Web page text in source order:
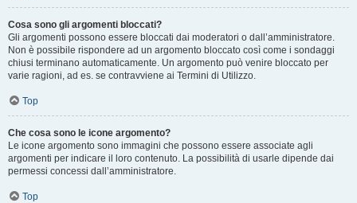
Cosa sono gli argomenti bloccati?
Gli argomenti possono essere bloccati dai moderatori o dall’amministratore.
Non è possibile rispondere ad un argomento bloccato così come i sondaggi
chiusi terminano automaticamente. Un argomento può venire bloccato per
varie ragioni, ad es. se contravviene ai Termini di Utilizzo.
Top
Che cosa sono le icone argomento?
Le icone argomento sono immagini che possono essere associate agli
argomenti per indicare il loro contenuto. La possibilità di usarle dipende dai
permessi concessi dall’amministratore.
Top